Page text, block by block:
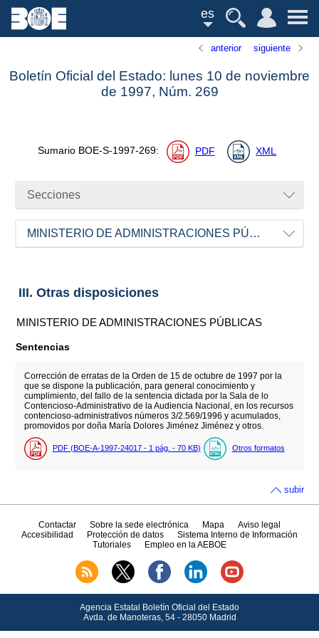
es
anterior siguiente
Boletín Oficial del Estado: lunes 10 de noviembre
de 1997, Núm. 269
Sumario BOE-S-1997-269: PDF XML
Secciones
MINISTERIO DE ADMINISTRACIONES PÚBLICAS
III. Otras disposiciones
MINISTERIO DE ADMINISTRACIONES PÚBLICAS
Sentencias
Corrección de erratas de la Orden de 15 de octubre de 1997 por la
que se dispone la publicación, para general conocimiento y
cumplimiento, del fallo de la sentencia dictada por la Sala de lo
Contencioso-Administrativo de la Audiencia Nacional, en los recursos
contencioso-administrativos números 3/2.569/1996 y acumulados,
promovidos por doña María Dolores Jiménez Jiménez y otros.
PDF (BOE-A-1997-24017 - 1 pág. - 70 KB) Otros formatos
subir
Contactar Sobre la sede electrónica Mapa
Aviso legal
Accesibilidad
Protección de datos
Sistema Interno de Información
Tutoriales
Empleo en la AEBOE
Agencia Estatal Boletín Oficial del Estado
Avda. de Manoteras, 54 - 28050 Madrid